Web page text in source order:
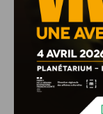
est en pleine
d’Aix-les-Bains.
J'AIME LE DFCO